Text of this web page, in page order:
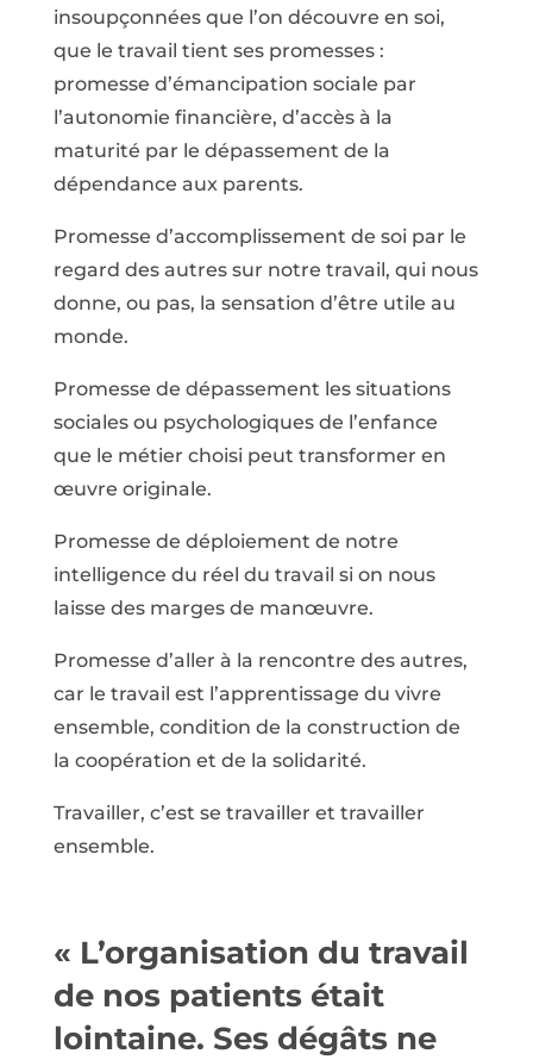
insoupçonnées que l’on découvre en soi,
que le travail tient ses promesses :
promesse d’émancipation sociale par
l’autonomie financière, d’accès à la
maturité par le dépassement de la
dépendance aux parents.
Promesse d’accomplissement de soi par le
regard des autres sur notre travail, qui nous
donne, ou pas, la sensation d’être utile au
monde.
Promesse de dépassement les situations
sociales ou psychologiques de l’enfance
que le métier choisi peut transformer en
œuvre originale.
Promesse de déploiement de notre
intelligence du réel du travail si on nous
laisse des marges de manœuvre.
Promesse d’aller à la rencontre des autres,
car le travail est l’apprentissage du vivre
ensemble, condition de la construction de
la coopération et de la solidarité.
Travailler, c’est se travailler et travailler
ensemble.
« L’organisation du travail
de nos patients était
lointaine. Ses dégâts ne